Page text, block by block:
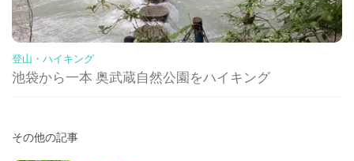
登山・ハイキング
池袋から一本 奥武蔵自然公園をハイキング
その他の記事